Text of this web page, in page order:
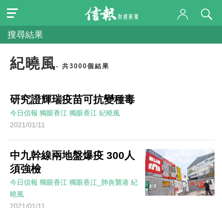
搜尋結果
紀曉風- 共3000個結果
研究證輝瑞疫苗可抗變種毒
今日信報 獨眼香江 獨眼香江 紀曉風
2021/01/11
中九幹線兩地盤爆疫 300人
須強檢
今日信報 獨眼香江 獨眼香江_肺炎襲港 紀
曉風
2021/01/11